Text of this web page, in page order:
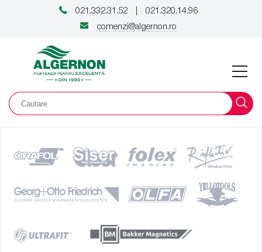
021.332.31.52
021.320.14.96
comenzi@algernon.ro